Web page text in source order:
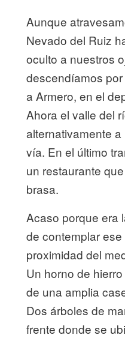
Aunque
Nevado del Ruiz
oculto a nuestros
descendíamos
a Armero, en el
Ahora el valle del
alternativamente
vía. En el último
un restaurante
brasa.
Acaso porque era
de contemplar
proximidad del
Un horno de
de una amplia
Dos árboles de
frente donde se